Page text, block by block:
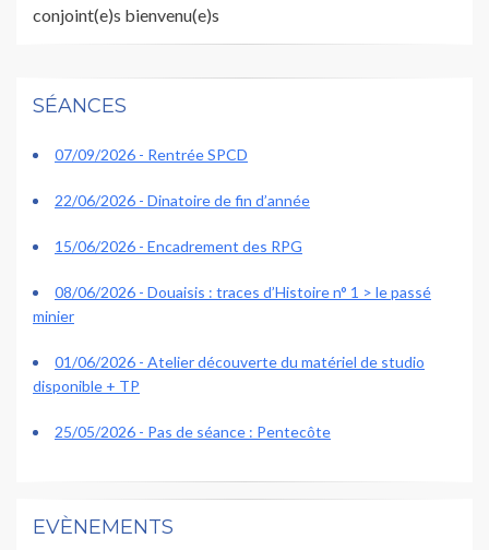
conjoint(e)s bienvenu(e)s
SÉANCES
07/09/2026 - Rentrée SPCD
22/06/2026 - Dinatoire de fin d’année
15/06/2026 - Encadrement des RPG
08/06/2026 - Douaisis : traces d’Histoire n° 1 > le passé
minier
01/06/2026 - Atelier découverte du matériel de studio
disponible + TP
25/05/2026 - Pas de séance : Pentecôte
EVÈNEMENTS